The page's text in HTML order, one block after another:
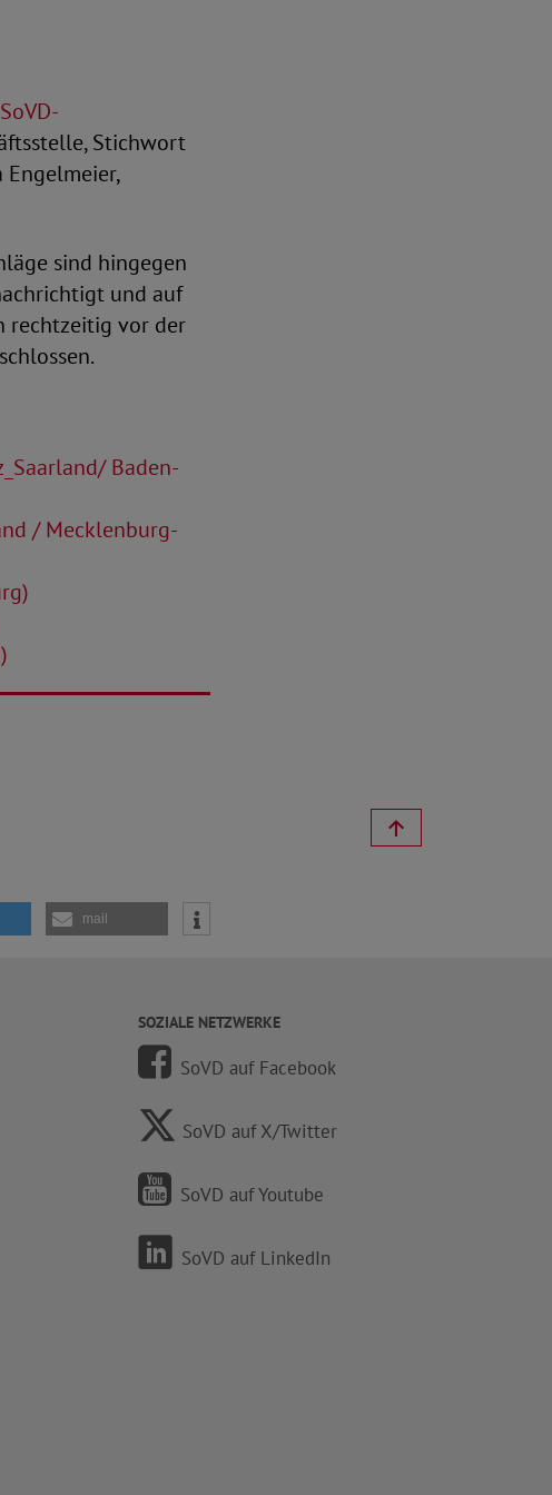
SoVD-
Stichwort
Engelmeier,
sind hingegen
und auf
rechtzeitig vor der
Baden-
/ Mecklenburg-
mail
SOZIALE NETZWERKE
SoVD auf Facebook
SoVD auf X/Twitter
SoVD auf Youtube
SoVD auf LinkedIn